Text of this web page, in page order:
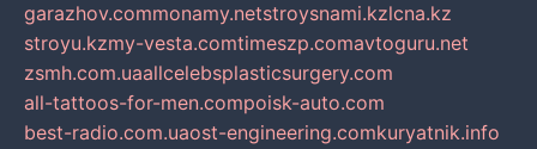
garazhov.commonamy.netstroysnami.kzlcna.kz
stroyu.kzmy-vesta.comtimeszp.comavtoguru.net
zsmh.com.uaallcelebsplasticsurgery.com
all-tattoos-for-men.compoisk-auto.com
best-radio.com.uaost-engineering.comkuryatnik.info